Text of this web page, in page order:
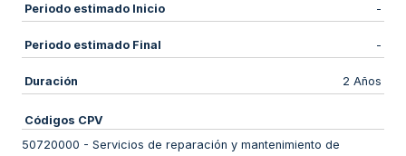
Periodo estimado Inicio -
Periodo estimado Final -
Duración 2 Años
Códigos CPV
50720000 - Servicios de reparación y mantenimiento de